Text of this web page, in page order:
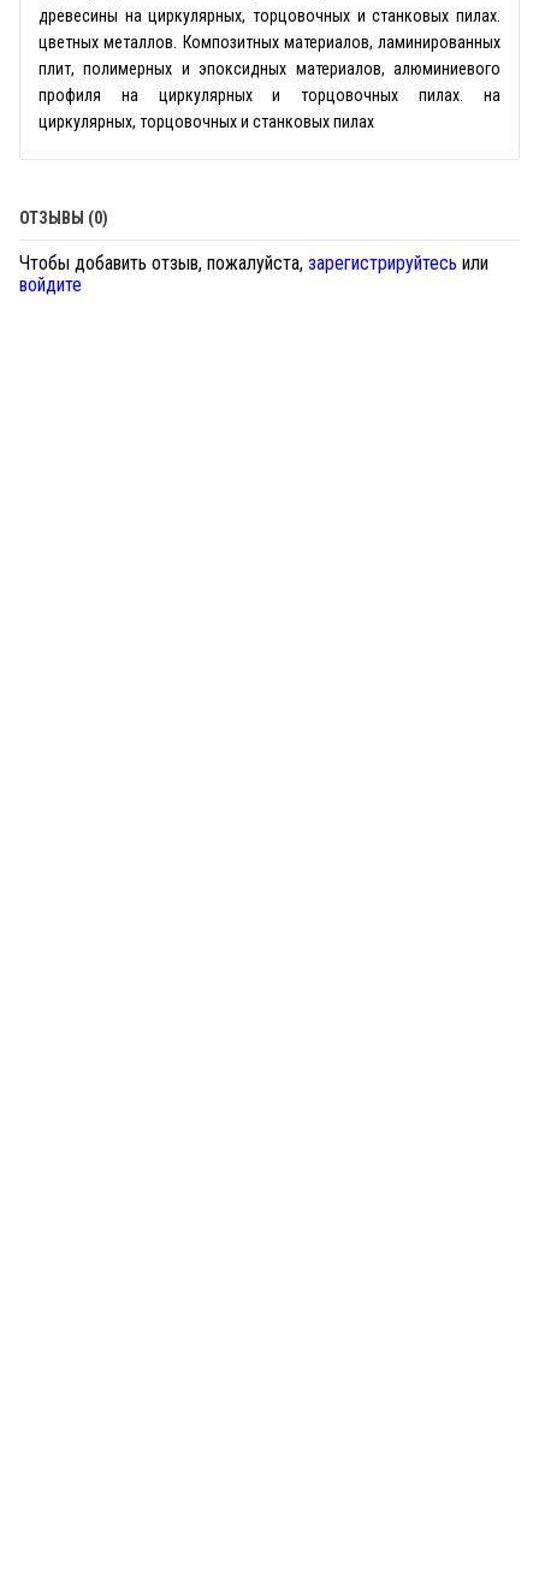
древесины на циркулярных, торцовочных и станковых пилах.
цветных металлов. Композитных материалов, ламинированных
плит, полимерных и эпоксидных материалов, алюминиевого
профиля на циркулярных и торцовочных пилах. на
циркулярных, торцовочных и станковых пилах
ОТЗЫВЫ (0)
Чтобы добавить отзыв, пожалуйста, зарегистрируйтесь или
войдите